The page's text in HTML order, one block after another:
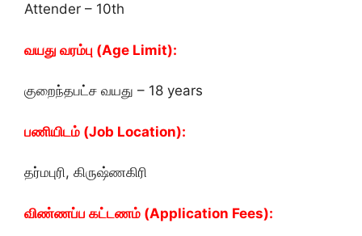
Attender – 10th
வயது வரம்பு (Age Limit):
குறைந்தபட்ச வயது – 18 years
பணியிடம் (Job Location):
தர்மபுரி, கிருஷ்ணகிரி
விண்ணப்ப கட்டணம் (Application Fees):